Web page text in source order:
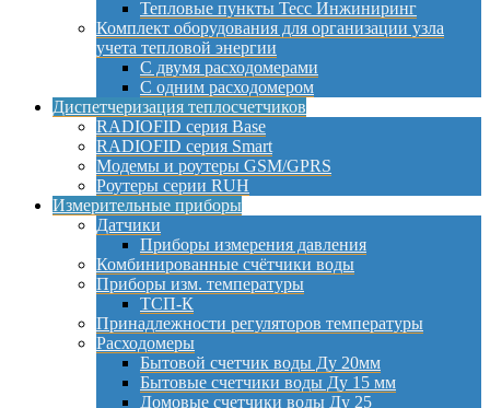
Тепловые пункты Тесс Инжиниринг
Комплект оборудования для организации узла
учета тепловой энергии
С двумя расходомерами
С одним расходомером
Диспетчеризация теплосчетчиков
RADIOFID серия Base
RADIOFID серия Smart
Модемы и роутеры GSM/GPRS
Роутеры серии RUH
Измерительные приборы
Датчики
Приборы измерения давления
Комбинированные счётчики воды
Приборы изм. температуры
ТСП-К
Принадлежности регуляторов температуры
Расходомеры
Бытовой счетчик воды Ду 20мм
Бытовые счетчики воды Ду 15 мм
Домовые счетчики воды Ду 25